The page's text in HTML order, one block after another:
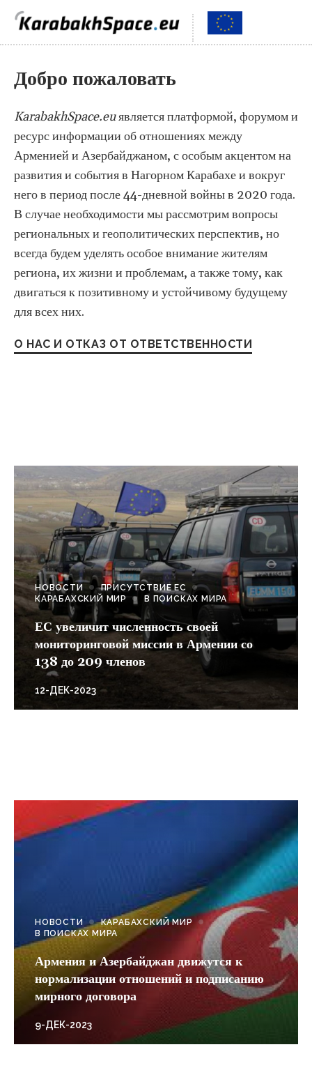
Добро пожаловать
KarabakhSpace.euявляется платформой, форумом и
ресурс информации об отношениях между
Арменией и Азербайджаном, с особым акцентом на
развития и события в Нагорном Карабахе и вокруг
него в период после 44-дневной войны в 2020 года.
В случае необходимости мы рассмотрим вопросы
региональных и геополитических перспектив, но
всегда будем уделять особое внимание жителям
региона, их жизни и проблемам, а также тому, как
двигаться к позитивному и устойчивому будущему
для всех них.
О НАС И ОТКАЗ ОТ ОТВЕТСТВЕННОСТИ
НОВОСТИ
ПРИСУТСТВИЕ ЕС
КАРАБАХСКИЙ МИР
В ПОИСКАХ МИРА
ЕС увеличит численность своей
мониторинговой миссии в Армении со
138 до 209 членов
12-ДЕК-2023
НОВОСТИ
КАРАБАХСКИЙ МИР
В ПОИСКАХ МИРА
Армения и Азербайджан движутся к
нормализации отношений и подписанию
мирного договора
9-ДЕК-2023